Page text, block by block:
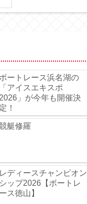
ボートレース浜名湖の
「アイスエキスポ
2026」が今年も開催決
定！
艇修羅
レディースチャンピオン
シップ2026【ボートレ
ース徳山】